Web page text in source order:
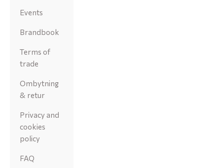
Events
Brandbook
Terms of
trade
Ombytning
& retur
Privacy and
cookies
policy
FAQ